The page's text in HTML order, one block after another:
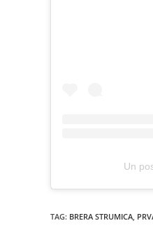
Un
TAG: BRERA STRUMICA,